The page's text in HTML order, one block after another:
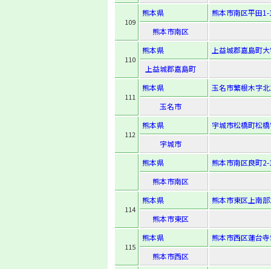
109
熊本県
熊本市南区平田
熊本市南区
110
熊本県
上益城郡嘉島町
上益城郡嘉島町
111
熊本県
玉名市繁根木字
玉名市
112
熊本県
宇城市松橋町松
宇城市
熊本県
熊本市南区良町
熊本市南区
114
熊本県
熊本市東区上南
熊本市東区
115
熊本県
熊本市西区蓮台
熊本市西区